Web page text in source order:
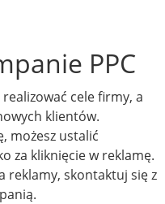
PPC
cele firmy, a
klientów.
możesz ustalić
za kliknięcie w reklamę.
reklamy, skontaktuj się z